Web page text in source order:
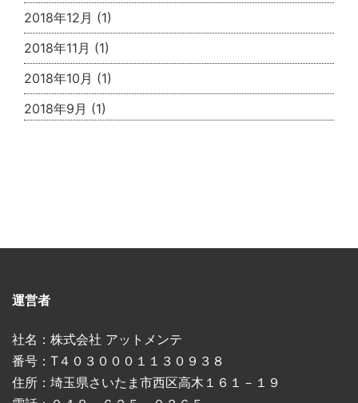
2018年12月 (1)
2018年11月 (1)
2018年10月 (1)
2018年9月 (1)
運営者
社名：株式会社 アットメンテ
番号：T４０３０００１１３０９３８
住所：埼玉県さいたま市西区高木１６１－１９